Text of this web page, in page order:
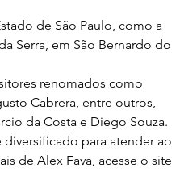
de São Paulo, como a
Serra, em São Bernardo do
renomados como
Cabrera, entre outros,
da Costa e Diego Souza.
para atender ao
de Alex Fava, acesse o site